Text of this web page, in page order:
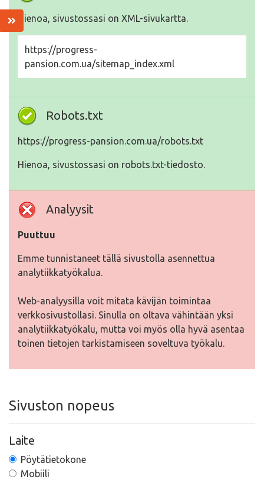
Hienoa, sivustossasi on XML-sivukartta.
https://progress-
pansion.com.ua/sitemap_index.xml
Robots.txt
https://progress-pansion.com.ua/robots.txt
Hienoa, sivustossasi on robots.txt-tiedosto.
Analyysit
Puuttuu
Emme tunnistaneet tällä sivustolla asennettua
analytiikkatyökalua.
Web-analyysilla voit mitata kävijän toimintaa
verkkosivustollasi. Sinulla on oltava vähintään yksi
analytiikkatyökalu, mutta voi myös olla hyvä asentaa
toinen tietojen tarkistamiseen soveltuva työkalu.
Sivuston nopeus
Laite
Pöytätietokone
Mobiili